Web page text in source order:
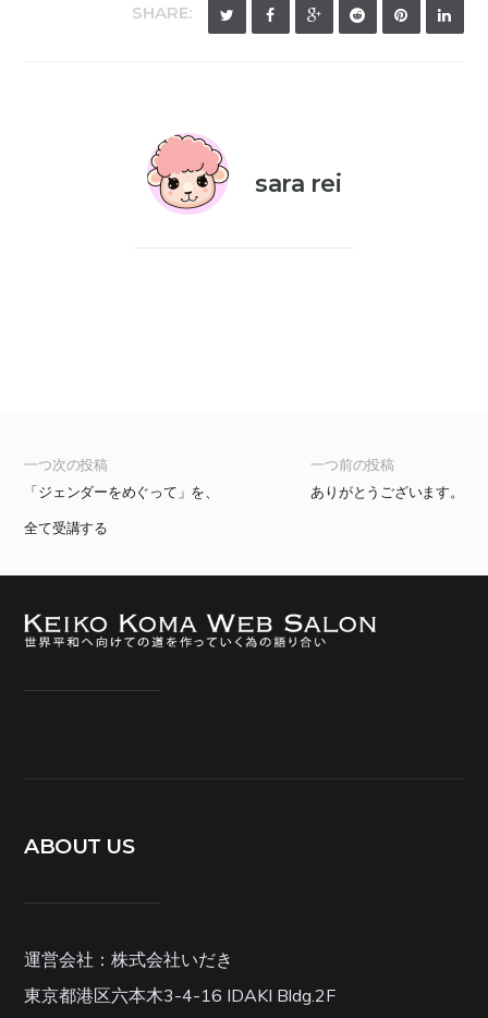
SHARE:
sara rei
一つ前の投稿
ありがとうございます。
一つ次の投稿
「ジェンダーをめぐって」を、
全て受講する
ABOUT US
運営会社：株式会社いだき
東京都港区六本木3-4-16 IDAKI Bldg.2F